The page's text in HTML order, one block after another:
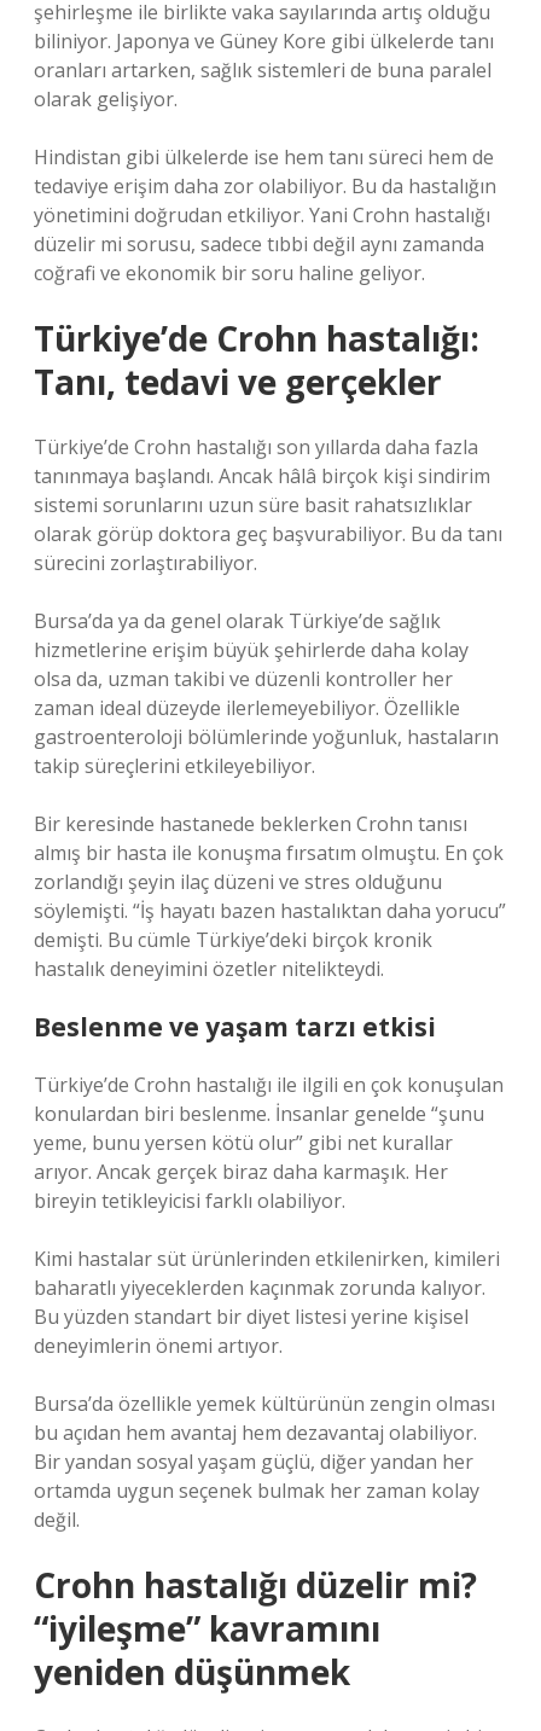
şehirleşme ile birlikte vaka sayılarında artış olduğu
biliniyor. Japonya ve Güney Kore gibi ülkelerde tanı
oranları artarken, sağlık sistemleri de buna paralel
olarak gelişiyor.
Hindistan gibi ülkelerde ise hem tanı süreci hem de
tedaviye erişim daha zor olabiliyor. Bu da hastalığın
yönetimini doğrudan etkiliyor. Yani Crohn hastalığı
düzelir mi sorusu, sadece tıbbi değil aynı zamanda
coğrafi ve ekonomik bir soru haline geliyor.
Türkiye’de Crohn hastalığı:
Tanı, tedavi ve gerçekler
Türkiye’de Crohn hastalığı son yıllarda daha fazla
tanınmaya başlandı. Ancak hâlâ birçok kişi sindirim
sistemi sorunlarını uzun süre basit rahatsızlıklar
olarak görüp doktora geç başvurabiliyor. Bu da tanı
sürecini zorlaştırabiliyor.
Bursa’da ya da genel olarak Türkiye’de sağlık
hizmetlerine erişim büyük şehirlerde daha kolay
olsa da, uzman takibi ve düzenli kontroller her
zaman ideal düzeyde ilerlemeyebiliyor. Özellikle
gastroenteroloji bölümlerinde yoğunluk, hastaların
takip süreçlerini etkileyebiliyor.
Bir keresinde hastanede beklerken Crohn tanısı
almış bir hasta ile konuşma fırsatım olmuştu. En çok
zorlandığı şeyin ilaç düzeni ve stres olduğunu
söylemişti. “İş hayatı bazen hastalıktan daha yorucu”
demişti. Bu cümle Türkiye’deki birçok kronik
hastalık deneyimini özetler nitelikteydi.
Beslenme ve yaşam tarzı etkisi
Türkiye’de Crohn hastalığı ile ilgili en çok konuşulan
konulardan biri beslenme. İnsanlar genelde “şunu
yeme, bunu yersen kötü olur” gibi net kurallar
arıyor. Ancak gerçek biraz daha karmaşık. Her
bireyin tetikleyicisi farklı olabiliyor.
Kimi hastalar süt ürünlerinden etkilenirken, kimileri
baharatlı yiyeceklerden kaçınmak zorunda kalıyor.
Bu yüzden standart bir diyet listesi yerine kişisel
deneyimlerin önemi artıyor.
Bursa’da özellikle yemek kültürünün zengin olması
bu açıdan hem avantaj hem dezavantaj olabiliyor.
Bir yandan sosyal yaşam güçlü, diğer yandan her
ortamda uygun seçenek bulmak her zaman kolay
değil.
Crohn hastalığı düzelir mi?
“iyileşme” kavramını
yeniden düşünmek